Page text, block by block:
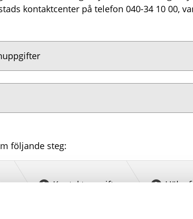
kontaktcenter på telefon 040-34 10 00,
följande steg:
Kontaktuppgifter